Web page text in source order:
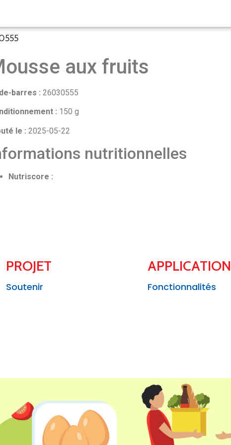
aux fruits
barres : 26030555
: 150 g
le : 2025-05-22
nutritionnelles
Nutriscore :
PROJET
Soutenir
APPLICATION
Fonctionnalités